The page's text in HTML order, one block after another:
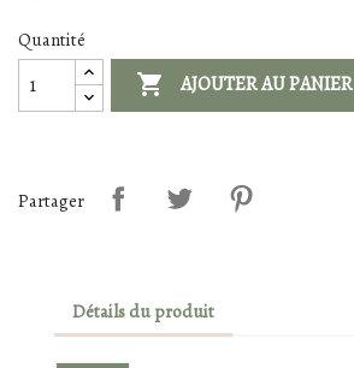
Quantité
 AJOUTER AU PANIER
Partager
Détails du produit